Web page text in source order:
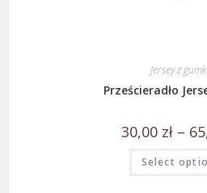
Jersey z
Prześcieradło
30,00 zł –
Select